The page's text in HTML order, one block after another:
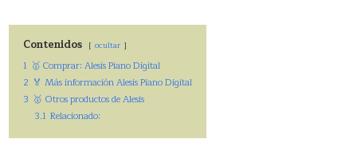
Contenidos ocultar
1 🥇 Comprar: Alesis Piano Digital
2 🏅 Más información Alesis Piano Digital
3 🥇 Otros productos de Alesis
3.1 Relacionado: